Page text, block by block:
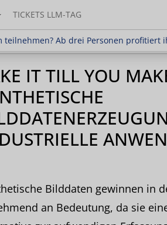
TICKETS LLM-TAG
teilnehmen? Ab drei Personen profitiert
Ab drei Personen
IT TILL YOU
Bilddaten gewinnen in
an Bedeutung, da sie